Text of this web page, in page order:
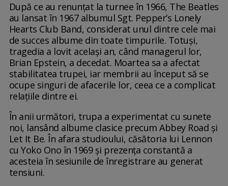
După ce au renunțat la turnee în 1966, The Beatles
au lansat în 1967 albumul Sgt. Pepper’s Lonely
Hearts Club Band, considerat unul dintre cele mai
de succes albume din toate timpurile. Totuși,
tragedia a lovit același an, când managerul lor,
Brian Epstein, a decedat. Moartea sa a afectat
stabilitatea trupei, iar membrii au început să se
ocupe singuri de afacerile lor, ceea ce a complicat
relațiile dintre ei.
În anii următori, trupa a experimentat cu sunete
noi, lansând albume clasice precum Abbey Road și
Let It Be. În afara studioului, căsătoria lui Lennon
cu Yoko Ono în 1969 și prezența constantă a
acesteia în sesiunile de înregistrare au generat
tensiuni.